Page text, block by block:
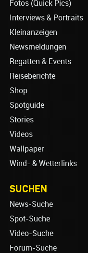
Fotos (Quick Pics)
Interviews & Portraits
Kleinanzeigen
Newsmeldungen
Regatten & Events
Reiseberichte
Shop
Spotguide
Stories
Videos
Wallpaper
Wind- & Wetterlinks
SUCHEN
News-Suche
Spot-Suche
Video-Suche
Forum-Suche